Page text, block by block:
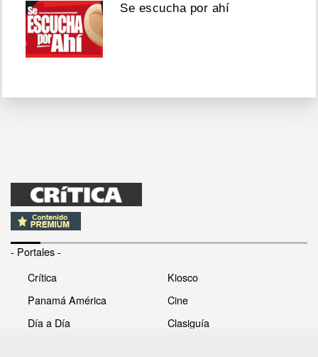
Se escucha por ahí
- Portales -
Crítica
Panamá América
Día a Día
Kiosco
Cine
Clasiguía